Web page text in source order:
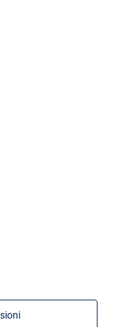
esche di grandi